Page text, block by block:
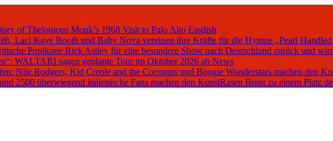
of Thelonious Monk’s 1968 Visit to Palo Alto English
Laci Kaye Booth und Baby Nova vereinen ihre Kräfte für die Hymne „Pearl Handled
Popikone Rick Astley für eine besondere Show nach Deutschland zurück und
WALTARI sagen geplante Tour im Oktober 2026 ab News
Nile Rodgers, Kid Creole and the Coconuts und Boogie Wonderstars machen den
2500 überwiegend italienische Fans machen den KunstRasen Bonn zu einem Platz